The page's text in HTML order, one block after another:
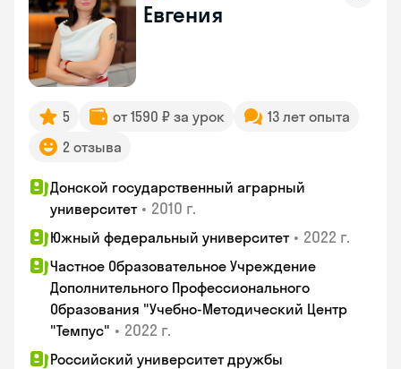
Евгения
5 от 1590 ₽ за урок
13 лет опыта
2 отзыва
Донской государственный аграрный
университет • 2010 г.
Южный федеральный университет • 2022 г.
Частное Образовательное Учреждение
Дополнительного Профессионального
Образования "Учебно-Методический Центр
"Темпус" • 2022 г.
Российский университет дружбы